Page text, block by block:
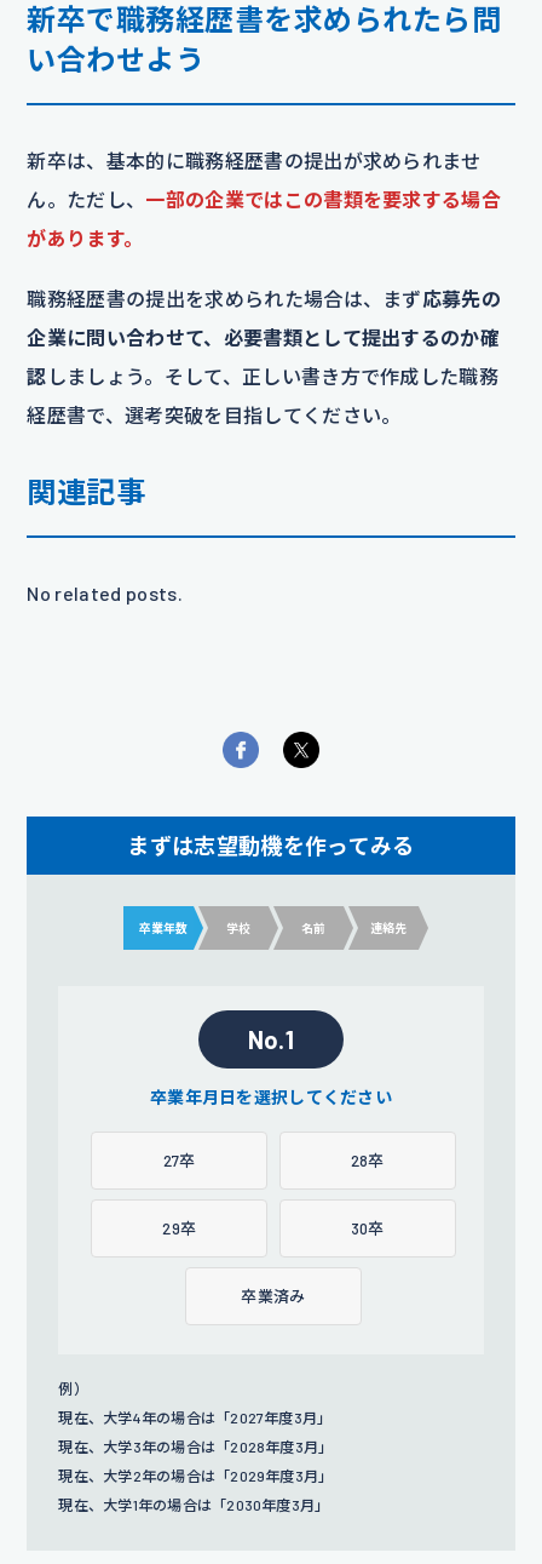
新卒で職務経歴書を求められたら問
い合わせよう
新卒は、基本的に職務経歴書の提出が求められませ
ん。ただし、 一部の企業ではこの書類を要求する場合
があります。
職務経歴書の提出を求められた場合は、まず応募先の
企業に問い合わせて、必要書類として提出するのか確
認 しましょう。そして、正しい書き方で作成した職務
経歴書で、選考突破を目指してください。
関連記事
No related posts.
まずは志望動機を作ってみる
卒業年数 学校 名前 連絡先
No.1
卒業年月日を選択してください
27卒 28卒
29卒 30卒
卒業済み
例）
現在、大学4年の場合は「2027年度3月」
現在、大学3年の場合は「2028年度3月」
現在、大学2年の場合は「2029年度3月」
現在、大学1年の場合は「2030年度3月」